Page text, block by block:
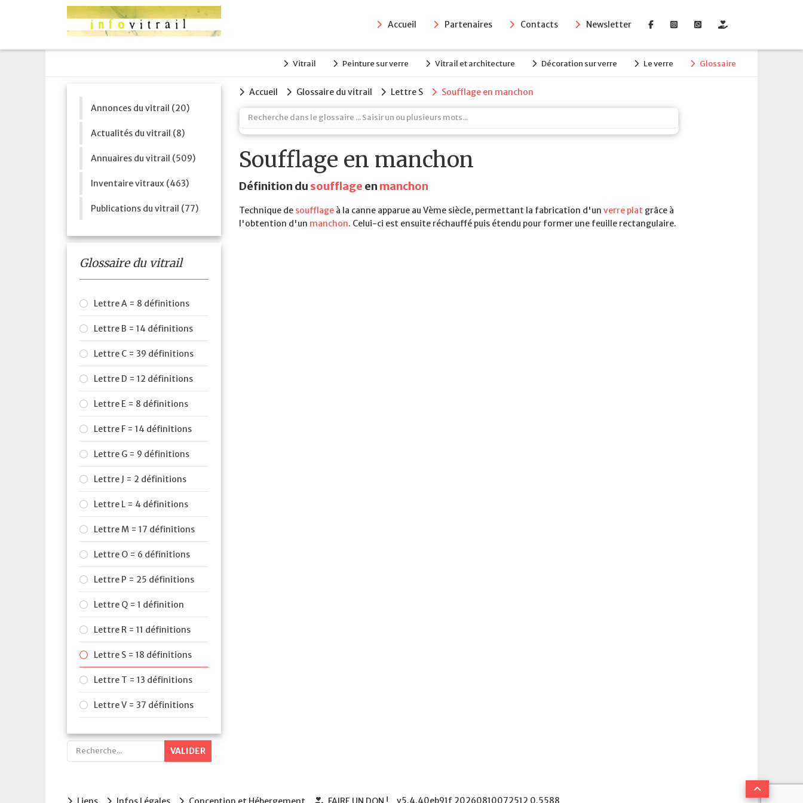
Vitrail Peinture sur verre Vitrail et architecture Décoration sur verre Le verre Glossaire
Accueil Partenaires Contacts Newsletter
Annonces du vitrail (20)
Actualités du vitrail (8)
Annuaires du vitrail (509)
Inventaire vitraux (463)
Publications du vitrail (77)
Glossaire du vitrail
Lettre A = 8 définitions
Lettre B = 14 définitions
Lettre C = 39 définitions
Lettre D = 12 définitions
Lettre E = 8 définitions
Lettre F = 14 définitions
Lettre G = 9 définitions
Lettre J = 2 définitions
Lettre L = 4 définitions
Lettre M = 17 définitions
Lettre O = 6 définitions
Lettre P = 25 définitions
Lettre Q = 1 définition
Lettre R = 11 définitions
Lettre S = 18 définitions
Lettre T = 13 définitions
Lettre V = 37 définitions
VALIDER
Accueil Glossaire du vitrail Lettre S Soufflage en manchon
Soufflage en manchon
Définition du soufflage en manchon
Technique de soufflageà la canne apparue au Vème siècle, permettant la fabrication d'un verre plat grâce à
l'obtention d'un manchon. Celui-ci est ensuite réchauffé puis étendu pour former une feuille rectangulaire.
v5.4.40eb91f 20260810072512 0.5588